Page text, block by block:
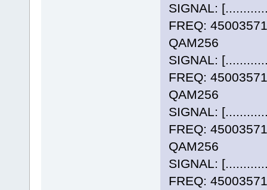
SIGNAL:
FREQ:
QAM256
SIGNAL:
FREQ:
QAM256
SIGNAL:
FREQ:
QAM256
SIGNAL:
FREQ: